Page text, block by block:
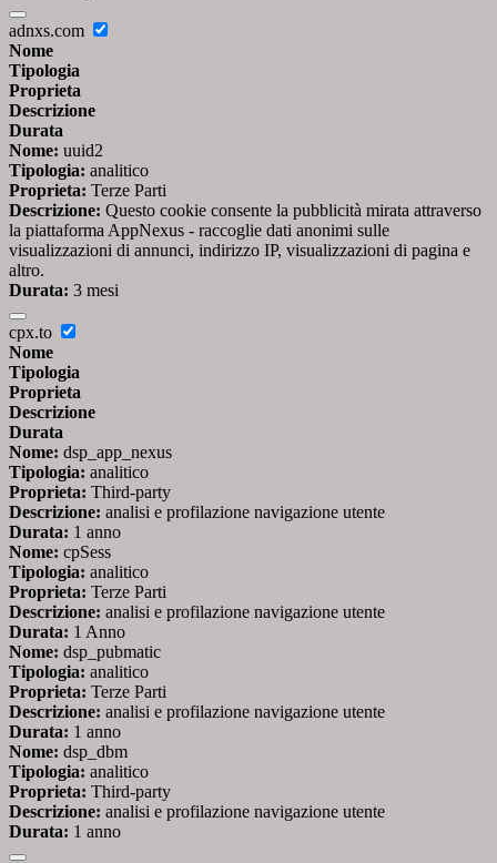
adnxs.com
Nome
Tipologia
Proprieta
Descrizione
Durata
Nome: uuid2
Tipologia: analitico
Proprieta: Terze Parti
Descrizione: Questo cookie consente la pubblicità mirata attraverso
la piattaforma AppNexus - raccoglie dati anonimi sulle
visualizzazioni di annunci, indirizzo IP, visualizzazioni di pagina e
altro.
Durata: 3 mesi
cpx.to
Nome
Tipologia
Proprieta
Descrizione
Durata
Nome: dsp_app_nexus
Tipologia: analitico
Proprieta: Third-party
Descrizione: analisi e profilazione navigazione utente
Durata: 1 anno
Nome: cpSess
Tipologia: analitico
Proprieta: Terze Parti
Descrizione: analisi e profilazione navigazione utente
Durata: 1 Anno
Nome: dsp_pubmatic
Tipologia: analitico
Proprieta: Terze Parti
Descrizione: analisi e profilazione navigazione utente
Durata: 1 anno
Nome: dsp_dbm
Tipologia: analitico
Proprieta: Third-party
Descrizione: analisi e profilazione navigazione utente
Durata: 1 anno